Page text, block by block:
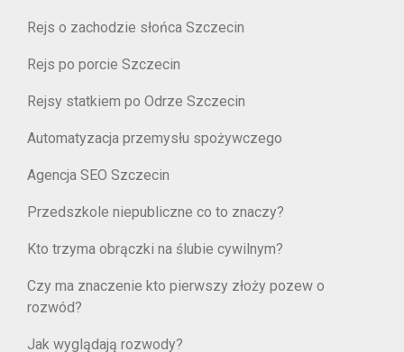
Rejs o zachodzie słońca Szczecin
Rejs po porcie Szczecin
Rejsy statkiem po Odrze Szczecin
Automatyzacja przemysłu spożywczego
Agencja SEO Szczecin
Przedszkole niepubliczne co to znaczy?
Kto trzyma obrączki na ślubie cywilnym?
Czy ma znaczenie kto pierwszy złoży pozew o
rozwód?
Jak wyglądają rozwody?